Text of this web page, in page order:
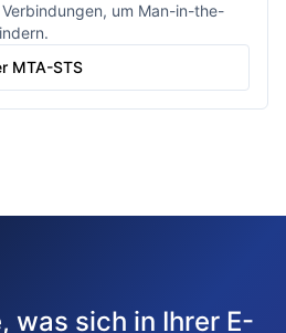
um Man-in-the-
MTA-STS
was sich in Ihrer E-